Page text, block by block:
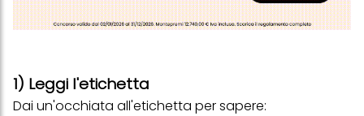
1) Leggi l'etichetta
Dai un'occhiata all'etichetta per sapere: